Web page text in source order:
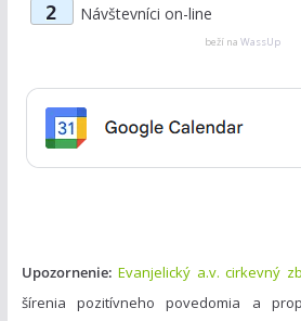
e
r
2 Návštevníci on-line
beží na WassUp
Upozornenie: Evanjelický a.v. cirkevný
šírenia pozitívneho povedomia a